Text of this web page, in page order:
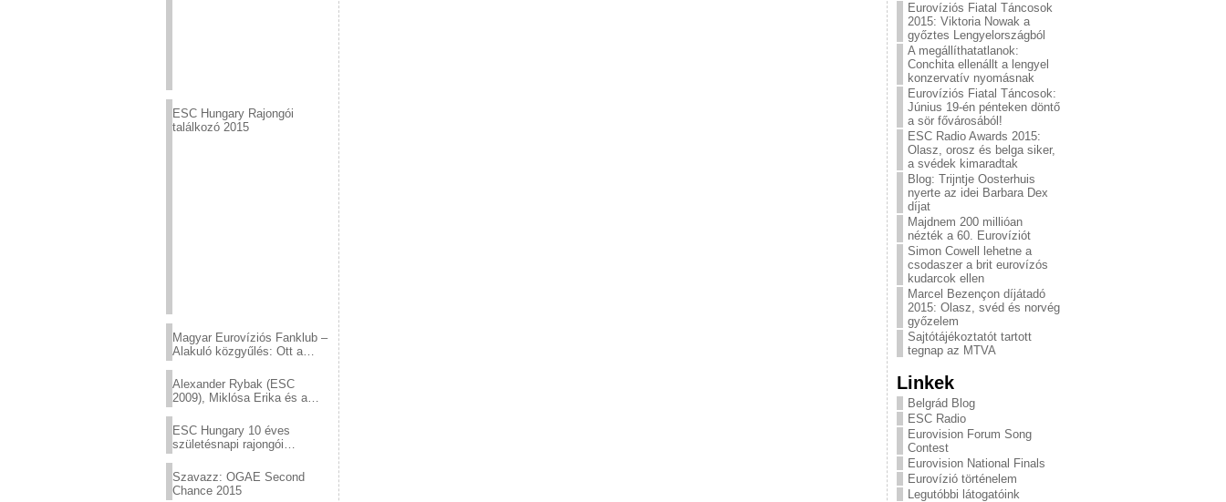
ESC Hungary Rajongói
találkozó 2015
Magyar Eurovíziós Fanklub –
Alakuló közgyűlés: Ott a
Alexander Rybak (ESC
2009), Miklósa Erika és a
sztárjai a Margitszigeten
ESC Hungary 10 éves
születésnapi rajongói
Szavazz: OGAE Second
Chance 2015
Eurovíziós Fiatal Táncosok
2015: Viktoria Nowak a
győztes Lengyelországból
A megállíthatatlanok:
Conchita ellenállt a lengyel
konzervatív nyomásnak
Eurovíziós Fiatal Táncosok:
Június 19-én pénteken döntő
a sör fővárosából!
ESC Radio Awards 2015:
Olasz, orosz és belga siker,
a svédek kimaradtak
Blog: Trijntje Oosterhuis
nyerte az idei Barbara Dex
díjat
Majdnem 200 millióan
nézték a 60. Eurovíziót
Simon Cowell lehetne a
csodaszer a brit eurovízós
kudarcok ellen
Marcel Bezençon díjátadó
2015: Olasz, svéd és norvég
győzelem
Sajtótájékoztatót tartott
tegnap az MTVA
Linkek
Belgrád Blog
ESC Radio
Eurovision Forum Song
Contest
Eurovision National Finals
Eurovízió történelem
Legutóbbi látogatóink